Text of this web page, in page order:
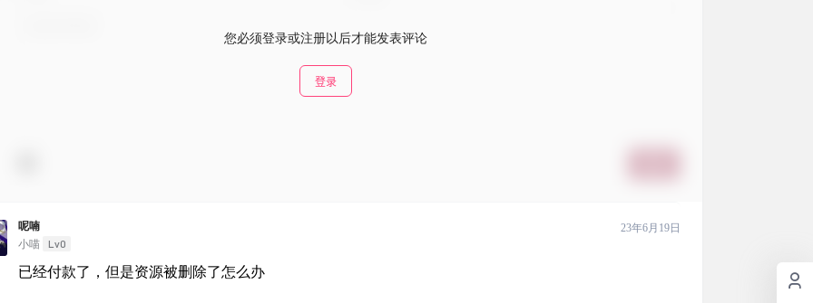
您必须登录或注册以后才能发表评论
登录
呢喃
小喵
Lv0
23年6月19日
已经付款了，但是资源被删除了怎么办